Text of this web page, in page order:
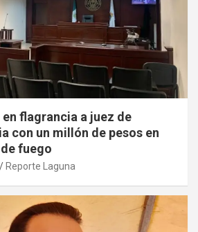
en flagrancia a juez de
con un millón de pesos en
fuego
Reporte Laguna